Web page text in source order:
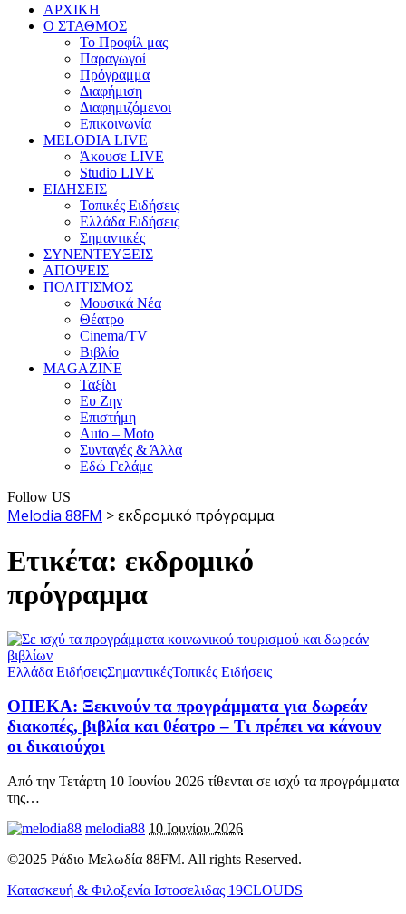
ΑΡΧΙΚΗ
Ο ΣΤΑΘΜΟΣ
Το Προφίλ μας
Παραγωγοί
Πρόγραμμα
Διαφήμιση
Διαφημιζόμενοι
Επικοινωνία
MELODIA LIVE
Άκουσε LIVE
Studio LIVE
ΕΙΔΗΣΕΙΣ
Τοπικές Ειδήσεις
Ελλάδα Ειδήσεις
Σημαντικές
ΣΥΝΕΝΤΕΥΞΕΙΣ
ΑΠΟΨΕΙΣ
ΠΟΛΙΤΙΣΜΟΣ
Μουσικά Νέα
Θέατρο
Cinema/TV
Βιβλίο
MAGAZINE
Ταξίδι
Ευ Ζην
Επιστήμη
Auto – Moto
Συνταγές & Άλλα
Εδώ Γελάμε
Follow US
Melodia 88FM >εκδρομικό πρόγραμμα
Ετικέτα: εκδρομικό
πρόγραμμα
Ελλάδα ΕιδήσειςΣημαντικέςΤοπικές Ειδήσεις
ΟΠΕΚΑ: Ξεκινούν τα προγράμματα για δωρεάν
διακοπές, βιβλία και θέατρο – Τι πρέπει να κάνουν
οι δικαιούχοι
Από την Τετάρτη 10 Ιουνίου 2026 τίθενται σε ισχύ τα προγράμματα
της…
melodia88 10 Ιουνίου 2026
©2025 Ράδιο Μελωδία 88FM. All rights Reserved.
Κατασκευή & Φιλοξενία Ιστοσελιδας 19CLOUDS